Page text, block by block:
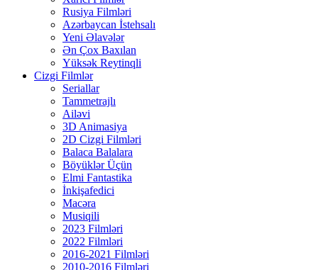
Rusiya Filmləri
Azərbaycan İstehsalı
Yeni Əlavələr
Ən Çox Baxılan
Yüksək Reytinqli
Cizgi Filmlər
Seriallar
Tammetrajlı
Ailəvi
3D Animasiya
2D Cizgi Filmləri
Balaca Balalara
Böyüklər Üçün
Elmi Fantastika
İnkişafedici
Macəra
Musiqili
2023 Filmləri
2022 Filmləri
2016-2021 Filmləri
2010-2016 Filmləri